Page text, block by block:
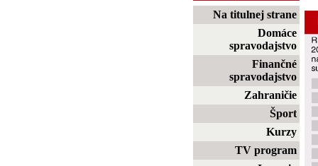
Na titulnej strane
Domáce
spravodajstvo
Finančné
spravodajstvo
Zahraničie
Šport
Kurzy
TV program